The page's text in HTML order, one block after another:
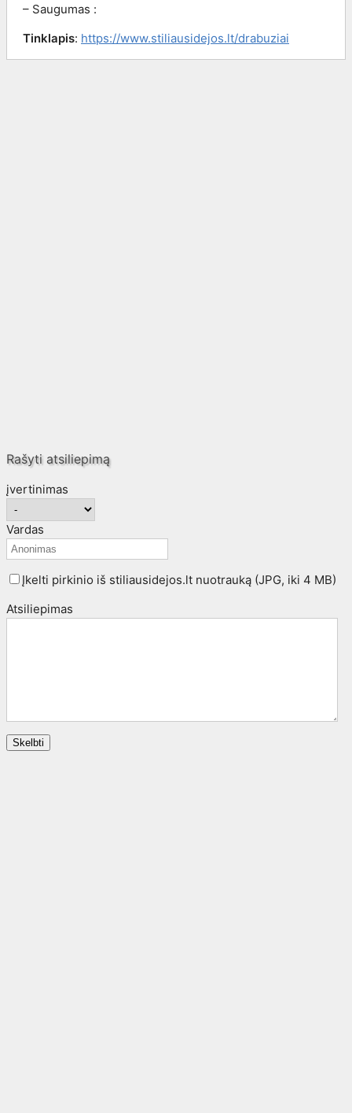
– Saugumas :
Tinklapis: https://www.stiliausidejos.lt/drabuziai
Rašyti atsiliepimą
įvertinimas
Vardas
Įkelti pirkinio iš stiliausidejos.lt nuotrauką (JPG, iki 4 MB)
Atsiliepimas